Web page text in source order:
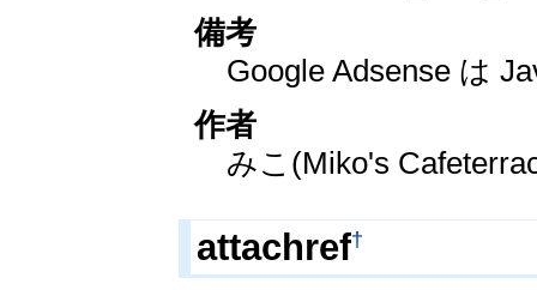
備考
Google Adsense は
作者
みこ(Miko's
attachref†